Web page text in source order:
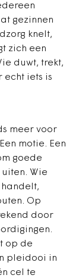
gezinnen
knelt,
zich een
duwt, trekt,
echt iets is
meer voor
motie. Een
goede
Wie
Op
door
op de
pleidooi in
cel te